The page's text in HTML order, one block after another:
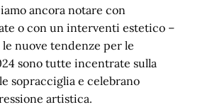
ancora notare con
o con un interventi estetico –
nuove tendenze per le
sono tutte incentrate sulla
sopracciglia e celebrano
artistica.